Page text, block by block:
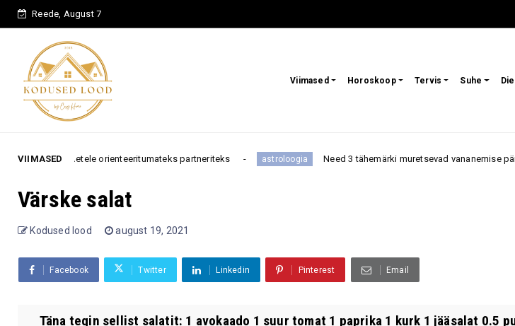
Reede, August 7
Viimased Horoskoop Tervis Suhe
VIIMASEDorienteeritumateks partneriteks astroloogia Need 3 tähemärki muretsevad vananemise pärast kõige
Värske salat
Kodused lood august 19, 2021
Facebook Twitter Linkedin Pinterest Email
Täna tegin sellist salatit: 1 avokaado 1 suur tomat 1 paprika 1 kurk 1 jääsalat 0.5